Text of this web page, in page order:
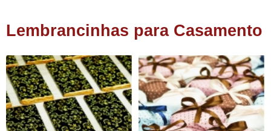
Lembrancinhas para Casamento